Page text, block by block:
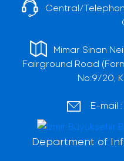
Central/
Mimar Sinan
Fairground Road
No:9/20,
E-mail :
Department of